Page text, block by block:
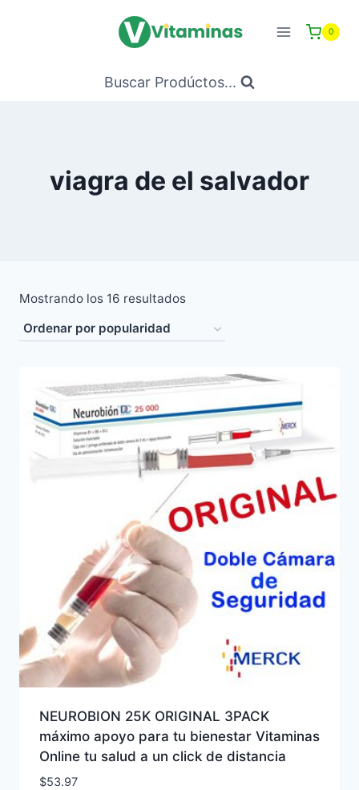
0
Buscar Prodúctos...
viagra de el salvador
Mostrando los 16 resultadosOrdenado
popularidad
NEUROBION 25K ORIGINAL 3PACK
máximo apoyo para tu bienestar Vitaminas
Online tu salud a un click de distancia
$53.97